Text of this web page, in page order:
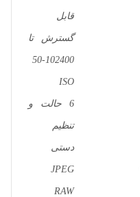
قابل
گسترش تا
102400-50
ISO
6 حالت و
تنظیم
دستی
JPEG
RAW